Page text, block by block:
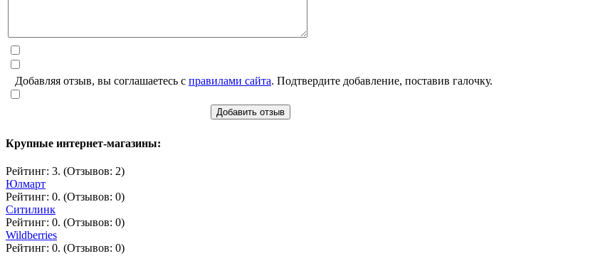
Добавляя отзыв, вы соглашаетесь с правилами сайта. Подтвердите добавление, поставив галочку.
Добавить отзыв
Крупные интернет-магазины:
Рейтинг: 3. (Отзывов: 2)
Юлмарт
Рейтинг: 0. (Отзывов: 0)
Ситилинк
Рейтинг: 0. (Отзывов: 0)
Wildberries
Рейтинг: 0. (Отзывов: 0)